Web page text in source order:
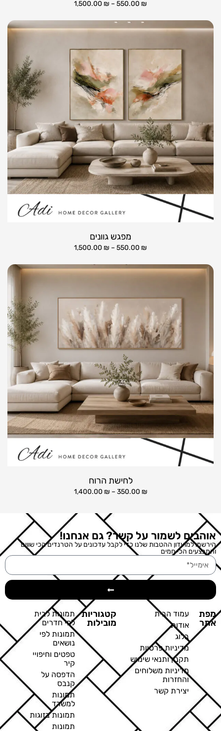
550.00 ₪
–
1,500.00 ₪
מפגש גוונים
550.00 ₪
–
1,500.00 ₪
לחישת הרוח
350.00 ₪
–
1,400.00 ₪
אוהבים לשמור על קשר? גם אנחנו!
הירשמו למועדון ההטבות שלנו כדי לקבל עדכונים על הטרנדים הכי שווים
והמבצעים הכי חמים
מפת
אתר
עמוד הבית
אודות
בלוג
מדיניות פרטיות
תקנון ותנאי שימוש
מדיניות משלוחים
והחזרות
יצירת קשר
קטגוריות
מובילות
תמונות לבית
לפי חדרים
תמונות לפי
נושאים
טפטים וחיפויי
קיר
הדפסה על
קנבס
תמונות
למשרד
תמונות בזוגות
תמונות